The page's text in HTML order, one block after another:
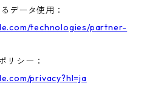
データ使用：
technologies/partner-
リシー：
privacy?hl=ja